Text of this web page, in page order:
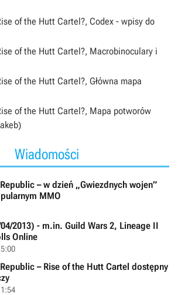
of the Hutt Cartel?, Codex - wpisy do
of the Hutt Cartel?, Macrobinoculary i
of the Hutt Cartel?, Główna mapa
of the Hutt Cartel?, Mapa potworów
Wiadomości
– w dzień „Gwiezdnych wojen”
MMO
2013) - m.in. Guild Wars 2, Lineage II
Online
– Rise of the Hutt Cartel dostępny